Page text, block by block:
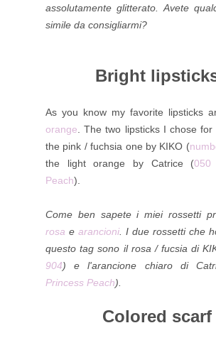
assolutamente glitterato. Avete
simile da consigliarmi?
Bright
As you know my favorite lipsticks
orange . The two lipsticks I chose
the pink / fuchsia one by KIKO (
the light orange by Catrice (050
Peach).
Come ben sapete i miei rossetti
rosa e arancioni. I due rossetti che
questo tag sono il rosa / fucsia di
904) e l'arancione chiaro di
Princess Peach).
Colored scarf